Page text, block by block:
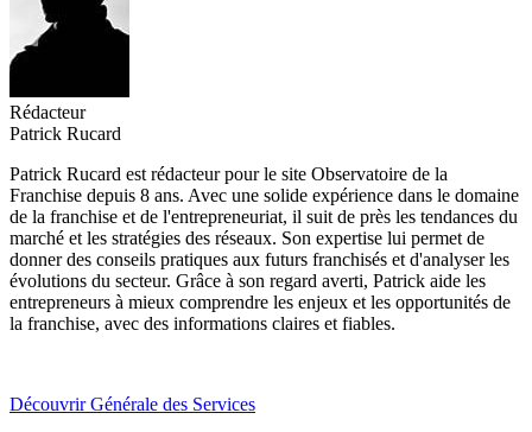
Rédacteur
Patrick Rucard
Patrick Rucard est rédacteur pour le site Observatoire de la
Franchise depuis 8 ans. Avec une solide expérience dans le domaine
de la franchise et de l'entrepreneuriat, il suit de près les tendances du
marché et les stratégies des réseaux. Son expertise lui permet de
donner des conseils pratiques aux futurs franchisés et d'analyser les
évolutions du secteur. Grâce à son regard averti, Patrick aide les
entrepreneurs à mieux comprendre les enjeux et les opportunités de
la franchise, avec des informations claires et fiables.
Découvrir Générale des Services